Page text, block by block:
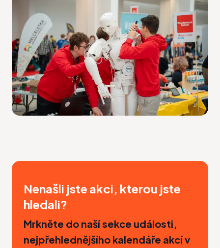
Nenašli jste akci, kterou jste
hledali?
Mrkněte do naší sekce události,
nejpřehlednějšího kalendáře akcí v